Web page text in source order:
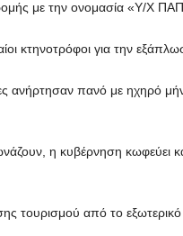
με την ονομασία «Υ/Χ
για την
πανό με ηχηρό
η κυβέρνηση κωφεύει και
από το εξωτερικό